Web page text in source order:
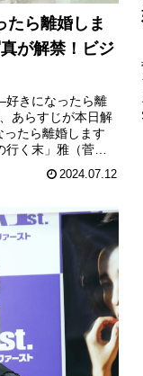
たら離婚しま
が解禁！ビジ
好きになったら離
あらすじが本日解
たら離婚します
く末」雅（菅井
2024.07.12